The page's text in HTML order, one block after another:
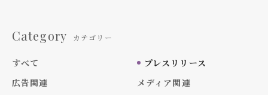
Category カテゴリー
すべて
プレスリリース
広告関連
メディア関連